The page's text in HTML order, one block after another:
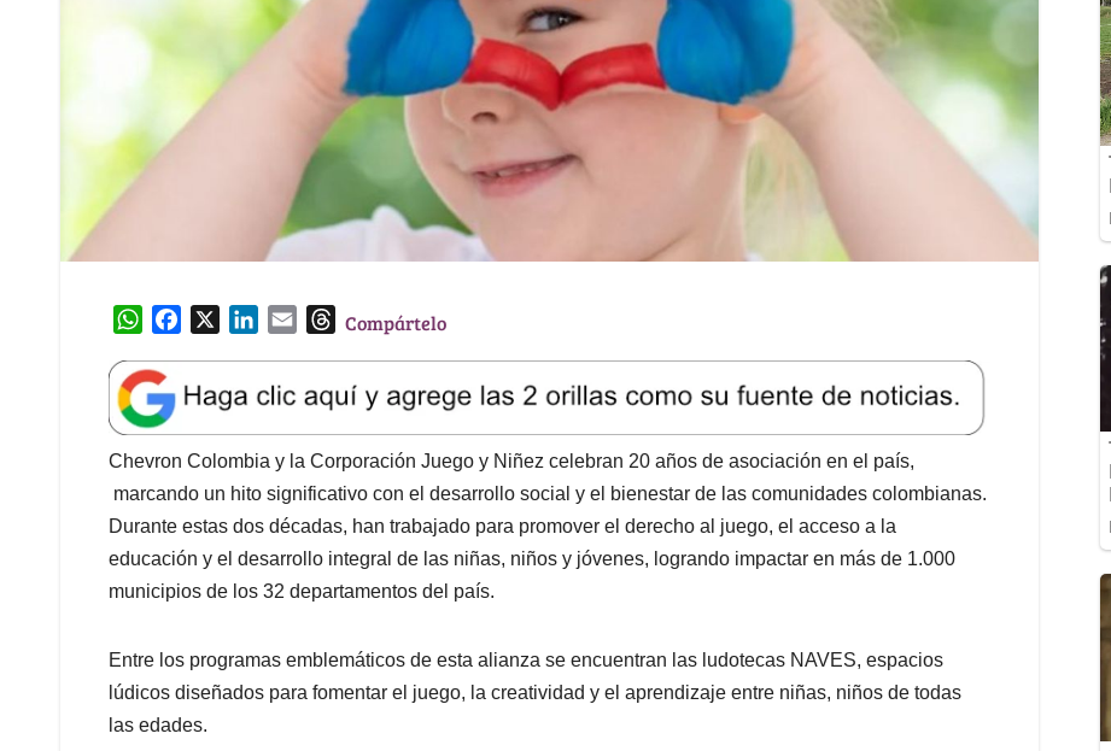
W
a
t
s
A
p
p
e
b
o
o
k
k
e
d
I
n
l
T
e
a
d
s
Compártelo
Chevron Colombia y la Corporación Juego y Niñez celebran 20 años de asociación en el país,
marcando un hito significativo con el desarrollo social y el bienestar de las comunidades colombianas.
Durante estas dos décadas, han trabajado para promover el derecho al juego, el acceso a la
educación y el desarrollo integral de las niñas, niños y jóvenes, logrando impactar en más de 1.000
municipios de los 32 departamentos del país.
Entre los programas emblemáticos de esta alianza se encuentran las ludotecas NAVES, espacios
lúdicos diseñados para fomentar el juego, la creatividad y el aprendizaje entre niñas, niños de todas
las edades.